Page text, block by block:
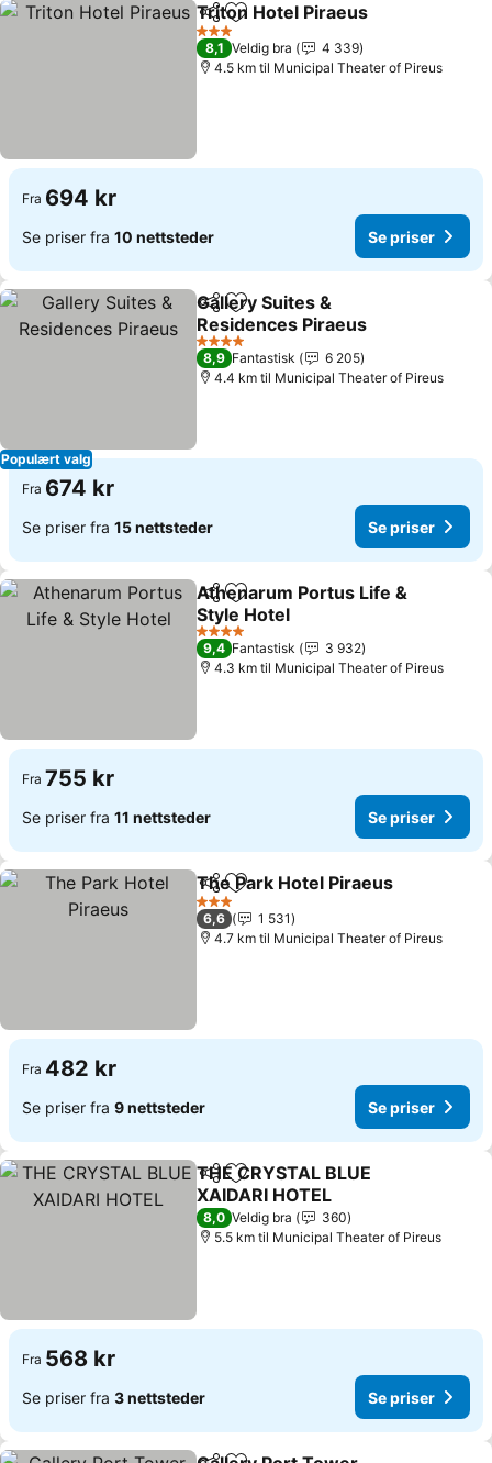
Del Legg til i favoritter
Triton Hotel Piraeus
3 Stjerner
8,1 Veldig bra
4 339
4.5 km til Municipal Theater of Pireus
Fra 694 kr
Se priser fra 10 nettsteder Se priser
Populært valg
Del Legg til i favoritter
Gallery Suites &
Residences Piraeus
Se priser
4 Stjerner
8,9 Fantastisk
6 205
4.4 km til Municipal Theater of Pireus
Fra 674 kr
Se priser fra 15 nettsteder Se priser
Del Legg til i favoritter
Athenarum Portus Life &
Style Hotel
Se priser
4 Stjerner
9,4 Fantastisk
3 932
4.3 km til Municipal Theater of Pireus
Fra 755 kr
Se priser fra 11 nettsteder Se priser
Del Legg til i favoritter
The Park Hotel Piraeus
3 Stjerner
6,6
1 531
4.7 km til Municipal Theater of Pireus
Fra 482 kr
Se priser fra 9 nettsteder Se priser
Del Legg til i favoritter
THE CRYSTAL BLUE
XAIDARI HOTEL
Se priser
8,0 Veldig bra
360
5.5 km til Municipal Theater of Pireus
Fra 568 kr
Se priser fra 3 nettsteder Se priser